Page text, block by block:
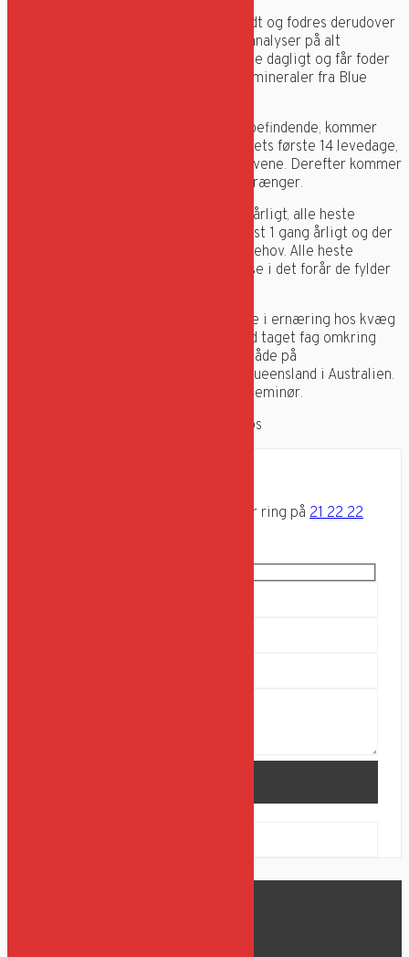
Alle heste går på græsmarker året rundt og fodres derudover
med wrap og hø ad libitum. Der tages analyser på alt
grovfoder. Hestene bindes op 1-2 gange dagligt og får foder
fra St. Hippolyt, EQUSANA og sommermineraler fra Blue
For at sikre hestens holdbarhed og velbefindende, kommer
smeden på besøg allerede indenfor føllets første 14 levedage,
for at vurdere om der skal rettes på hovene. Derefter kommer
han hver 4. uge og tager de heste der trænger.
Der udtages gødningsprøver to gange årligt, alle heste
vaccineres, de får tjekket tænder mindst 1 gang årligt og der
benyttes kiropraktik og massør efter behov. Alle heste
gennemgår en fuld røntgenundersøgelse i det forår de fylder
Jeg er uddannet agronom med speciale i ernæring hos kvæg
og heste, og har i løbet af min studietid taget fag omkring
hestes ernæring, avl og reproduktion både på
Landbohøjskolen og på University of Queensland i Australien.
Derudover er jeg autoriseret hoppeinseminør.
Du er altid velkommen til at kontakte os
Send en besked via formularen eller ring på 21 22 22